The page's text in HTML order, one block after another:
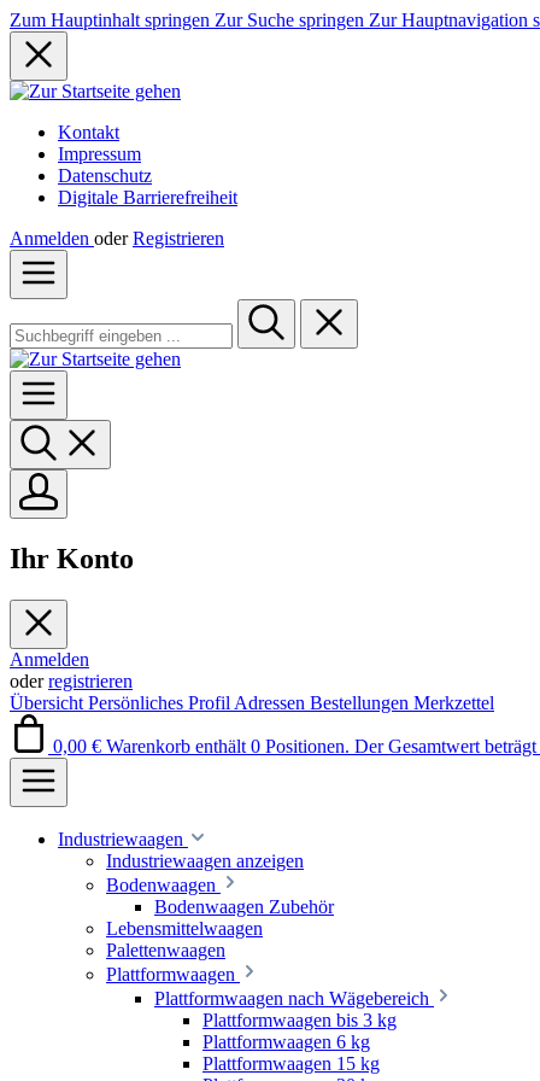
Zum Hauptinhalt springen Zur Suche springen Zur Hauptnavigation
Kontakt
Impressum
Datenschutz
Digitale Barrierefreiheit
Anmelden oder Registrieren
Ihr Konto
Anmelden
oderregistrieren
Übersicht Persönliches Profil Adressen Bestellungen Merkzettel
0,00 € Warenkorb enthält 0 Positionen. Der Gesamtwert
Industriewaagen
Industriewaagen anzeigen
Bodenwaagen
Bodenwaagen Zubehör
Lebensmittelwaagen
Palettenwaagen
Plattformwaagen
Plattformwaagen nach Wägebereich
Plattformwaagen bis 3 kg
Plattformwaagen 6 kg
Plattformwaagen 15 kg